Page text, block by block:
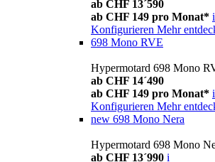
ab CHF 13´590
ab CHF 149 pro Monat* i
Konfigurieren Mehr
698 Mono RVE
Hypermotard 698 Mono
ab CHF 14´490
ab CHF 149 pro Monat* i
Konfigurieren Mehr
new 698 Mono Nera
Hypermotard 698 Mono
ab CHF 13´990 i